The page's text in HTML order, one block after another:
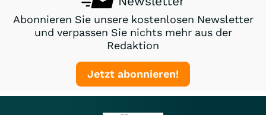
Abonnieren Sie unsere kostenlosen Newsletter
und verpassen Sie nichts mehr aus der
Redaktion
Jetzt abonnieren!